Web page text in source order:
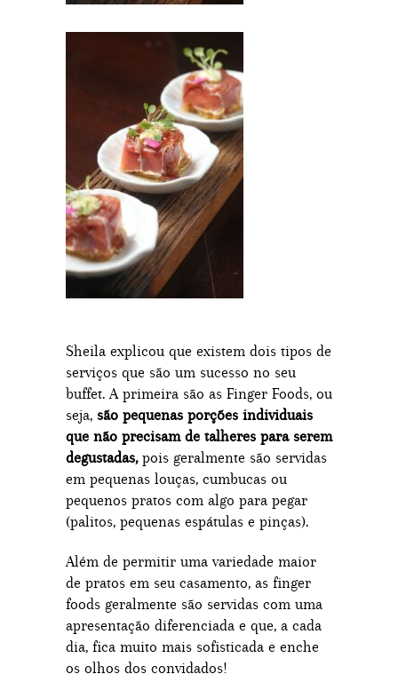
Sheila explicou que existem dois tipos de
serviços que são um sucesso no seu
buffet. A primeira são as Finger Foods, ou
seja, são pequenas porções individuais
que não precisam de talheres para serem
degustadas,pois geralmente são servidas
em pequenas louças, cumbucas ou
pequenos pratos com algo para pegar
(palitos, pequenas espátulas e pinças).
Além de permitir uma variedade maior
de pratos em seu casamento, as finger
foods geralmente são servidas com uma
apresentação diferenciada e que, a cada
dia, fica muito mais sofisticada e enche
os olhos dos convidados!